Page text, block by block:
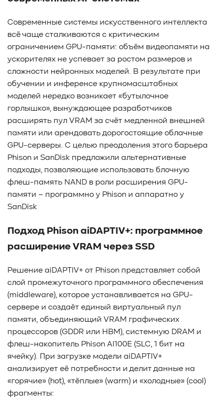
#SensorLM
#ЗащитаДанных
#Product
#it-инфраструктура
#коммутаторы
#Codium
#ComputationalStorage
#StorageArchitecture
#DataProcessing
#StorageOffload
#серверы
#DRAM
#HBM #рынок #NVIDIA
#Inference
#KV_cache
#Long-context_LLM
#AI_datacenter
#Кибератака
#Риски
#Продукт
#система_мониторинга
#ПО
#data fabric
#architecture
#Векторные базы данных
#AI-инфраструктура
#Enterprise AI
#VAST Data
#Hitachi Vantara
#DASE архитектура
#Pure Storage
#кэширование
#SRAM
#Объектное хранилище
#HTTP/TCP
#Baum UDS
#оверпровижининг
#enterprise SSD
#подбор СХД
#storage management
#Redfish
#Swordfish
#Sunfish
#SODA Foundation
#disaggregated storage
#NVMe-oF
#производительность
#I/O
#bandwidth
#throughput #block size
#I/O size
#IOPs
#latency #queue depth
#percentile
#workload
#Sprandom
#preconditioning
#Scality ADI
#S3 over RDMA
#GPU-Direct
#Guardian
#MCP-интеграция
#Киберустойчивость
#Резервное копирование
Современные системы искусственного интеллекта
всё чаще сталкиваются с критическим
ограничением GPU-памяти: объём видеопамяти на
ускорителях не успевает за ростом размеров и
сложности нейронных моделей. В результате при
обучении и инференсе крупномасштабных
моделей нередко возникает «бутылочное
горлышко», вынуждающее разработчиков
расширять пул VRAM за счёт медленной внешней
памяти или арендовать дорогостоящие облачные
GPU-серверы. С целью преодоления этого барьера
Phison и SanDisk предложили альтернативные
подходы, позволяющие использовать блочную
флеш-память NAND в роли расширения GPU-
памяти – программно у Phison и аппаратно у
SanDisk
Подход Phison aiDAPTIV+: программное
расширение VRAM через SSD
Решение aiDAPTIV+ от Phison представляет собой
слой промежуточного программного обеспечения
(middleware), которое устанавливается на GPU-
сервере и создаёт единый виртуальный пул
памяти, объединяющий VRAM графических
процессоров (GDDR или HBM), системную DRAM и
флеш-накопитель Phison AI100E (SLC, 1 бит на
ячейку). При загрузке модели aiDAPTIV+
анализирует её потребности и делит данные на
«горячие» (hot), «тёплые» (warm) и «холодные» (cool)
фрагменты: